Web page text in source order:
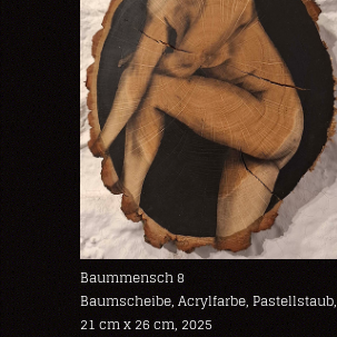
Baummensch 8
Baumscheibe, Acrylfarbe, Pastellstaub,
21 cm x 26 cm, 2025